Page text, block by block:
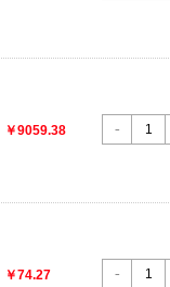
-
￥9059.38
-
￥74.27